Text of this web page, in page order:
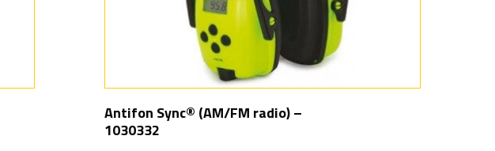
Antifon Sync® (AM/FM radio) –
1030332